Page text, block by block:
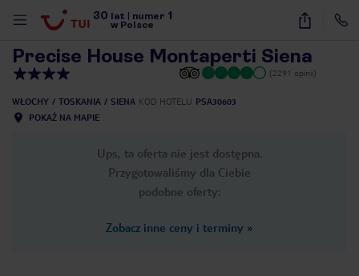
30 lat numer 1
w Polsce
40
Precise House Montaperti Siena
(2291 opinii)
WŁOCHY TOSKANIA SIENA KOD HOTELU PSA30603
POKAŻ NA MAPIE
Ups, ta oferta nie jest dostępna.
Przygotowaliśmy dla Ciebie
podobne oferty:
Zobacz inne ceny i terminy »